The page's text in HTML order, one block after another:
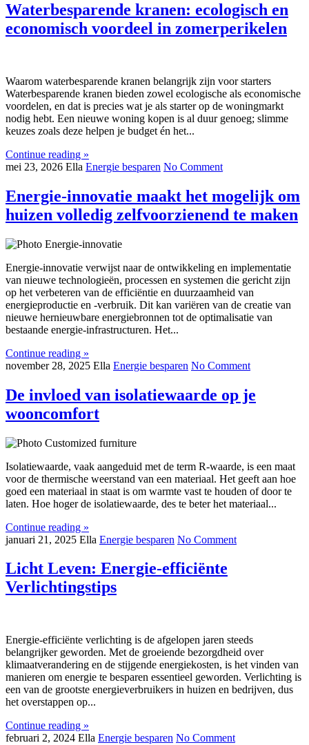
Waterbesparende kranen: ecologisch en
economisch voordeel in zomerperikelen
Waarom waterbesparende kranen belangrijk zijn voor starters
Waterbesparende kranen bieden zowel ecologische als economische
voordelen, en dat is precies wat je als starter op de woningmarkt
nodig hebt. Een nieuwe woning kopen is al duur genoeg; slimme
keuzes zoals deze helpen je budget én het...
Continue reading »
mei 23, 2026 Ella Energie besparen No Comment
Energie-innovatie maakt het mogelijk om
huizen volledig zelfvoorzienend te maken
Energie-innovatie verwijst naar de ontwikkeling en implementatie
van nieuwe technologieën, processen en systemen die gericht zijn
op het verbeteren van de efficiëntie en duurzaamheid van
energieproductie en -verbruik. Dit kan variëren van de creatie van
nieuwe hernieuwbare energiebronnen tot de optimalisatie van
bestaande energie-infrastructuren. Het...
Continue reading »
november 28, 2025 Ella Energie besparen No Comment
De invloed van isolatiewaarde op je
wooncomfort
Isolatiewaarde, vaak aangeduid met de term R-waarde, is een maat
voor de thermische weerstand van een materiaal. Het geeft aan hoe
goed een materiaal in staat is om warmte vast te houden of door te
laten. Hoe hoger de isolatiewaarde, des te beter het materiaal...
Continue reading »
januari 21, 2025 Ella Energie besparen No Comment
Licht Leven: Energie-efficiënte
Verlichtingstips
Energie-efficiënte verlichting is de afgelopen jaren steeds
belangrijker geworden. Met de groeiende bezorgdheid over
klimaatverandering en de stijgende energiekosten, is het vinden van
manieren om energie te besparen essentieel geworden. Verlichting is
een van de grootste energieverbruikers in huizen en bedrijven, dus
het overstappen op...
Continue reading »
februari 2, 2024 Ella Energie besparen No Comment